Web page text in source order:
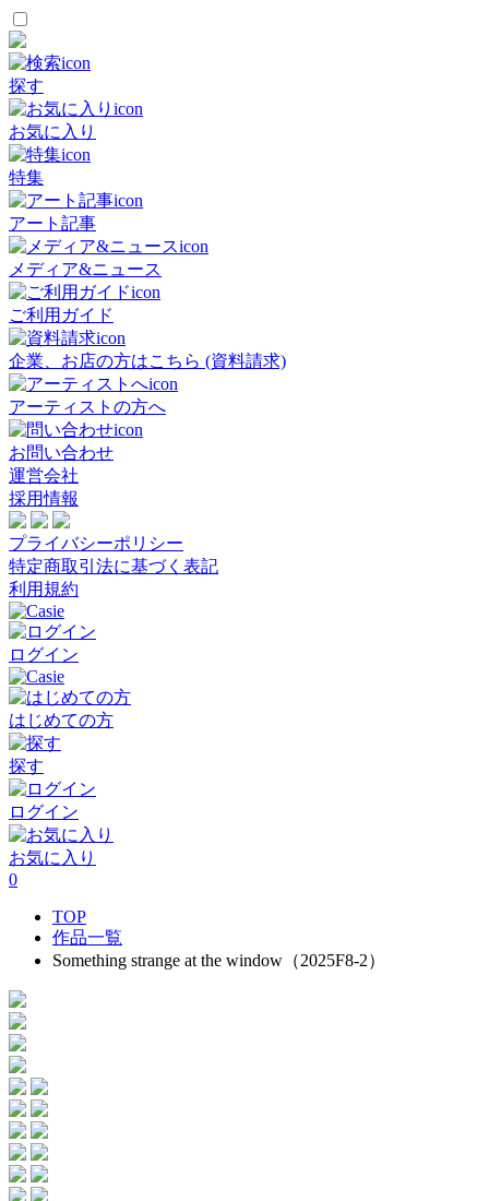
探す
お気に入り
特集
アート記事
メディア&ニュース
ご利用ガイド
企業、お店の方はこちら (資料請求)
アーティストの方へ
お問い合わせ
運営会社
採用情報
プライバシーポリシー
特定商取引法に基づく表記
利用規約
ログイン
はじめての方
探す
ログイン
お気に入り
0
TOP
作品一覧
Something strange at the window（2025F8-2）